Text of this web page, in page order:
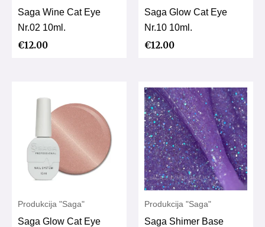
Saga Wine Cat Eye
Nr.02 10ml.
€12.00
Saga Glow Cat Eye
Nr.10 10ml.
€12.00
Produkcija "Saga"
Saga Glow Cat Eye
Produkcija "Saga"
Saga Shimer Base